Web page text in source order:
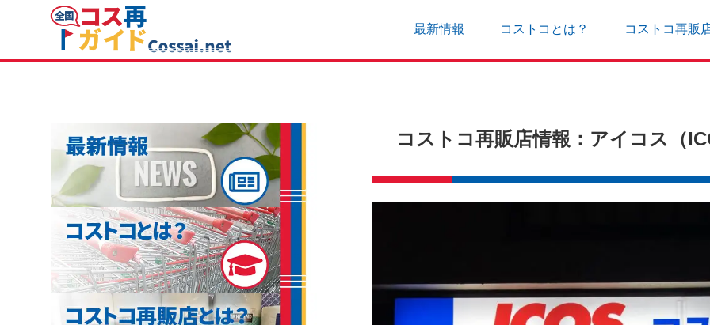
最新情報 コストコとは？ コストコ再販
コストコ再販店情報：アイコス（